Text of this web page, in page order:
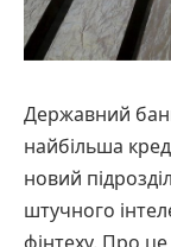
Державний
найбільша
новий
штучного
фінтеху. Про це